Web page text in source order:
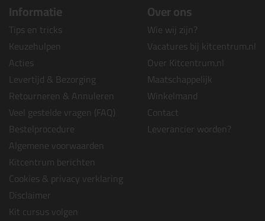
Informatie
Tips en tricks
Keuzehulpen
Acties
Levertijd & Bezorging
Retourneren & Annuleren
Veel gestelde vragen (FAQ)
Bestelprocedure
Algemene voorwaarden
Kitcentrum berichten
Cookies & privacy verklaring
Disclaimer
Kit cursus volgen
Over ons
Wie wij zijn?
Vacatures bij kitcentrum.nl
Over Kitcentrum.nl
Maatschappelijk
Winkelmand
Contact
Leverancier worden?